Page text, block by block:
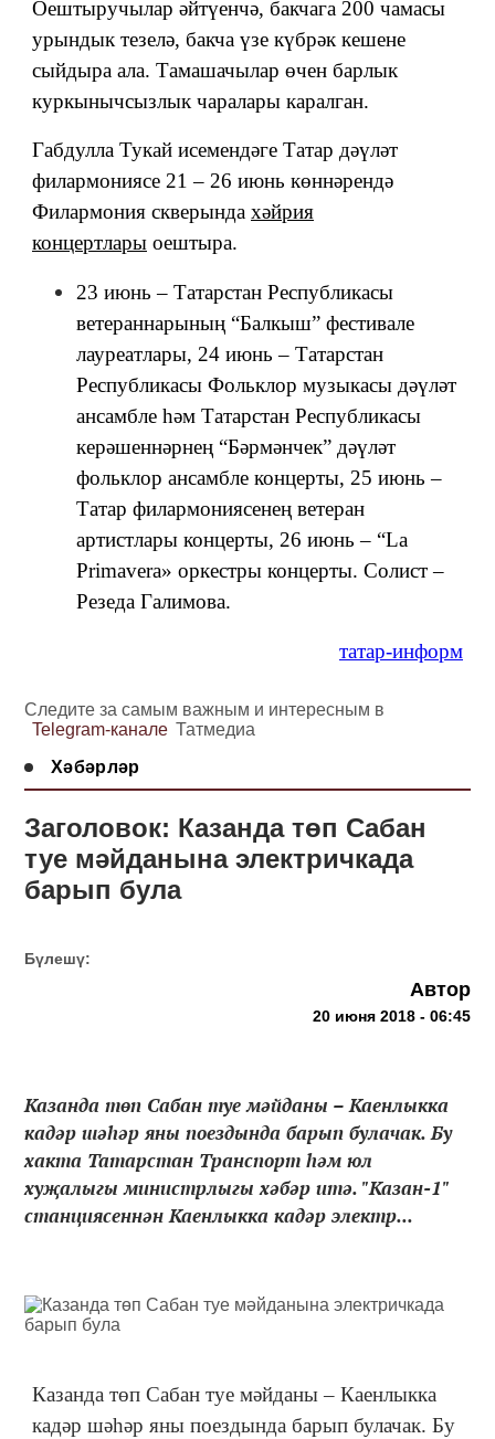
Оештыручылар әйтүенчә, бакчага 200 чамасы
урындык тезелә, бакча үзе күбрәк кешене
сыйдыра ала. Тамашачылар өчен барлык
куркынычсызлык чаралары каралган.
Габдулла Тукай исемендәге Татар дәүләт
филармониясе 21 – 26 июнь көннәрендә
Филармония скверында хәйрия
концертлары оештыра.
23 июнь – Татарстан Республикасы
ветераннарының “Балкыш” фестивале
лауреатлары, 24 июнь – Татарстан
Республикасы Фольклор музыкасы дәүләт
ансамбле һәм Татарстан Республикасы
керәшеннәрнең “Бәрмәнчек” дәүләт
фольклор ансамбле концерты, 25 июнь –
Татар филармониясенең ветеран
артистлары концерты, 26 июнь – “La
Primavera» оркестры концерты. Солист –
Резеда Галимова.
татар-информ
Следите за самым важным и интересным в
Telegram-канале Татмедиа
Хәбәрләр
Заголовок: Казанда төп Сабан
туе мәйданына электричкада
барып була
Бүлешү:
Автор
20 июня 2018 - 06:45
Казанда төп Сабан туе мәйданы – Каенлыкка
кадәр шәһәр яны поездында барып булачак. Бу
хакта Татарстан Транспорт һәм юл
хуҗалыгы министрлыгы хәбәр итә. "Казан-1"
станциясеннән Каенлыкка кадәр электр...
Казанда төп Сабан туе мәйданы – Каенлыкка
кадәр шәһәр яны поездында барып булачак. Бу